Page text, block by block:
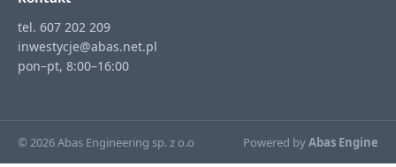
tel. 607 202 209
inwestycje@abas.net.pl
pon–pt, 8:00–16:00
© 2026 Abas Engineering sp. z o.o Powered byAbas Engine